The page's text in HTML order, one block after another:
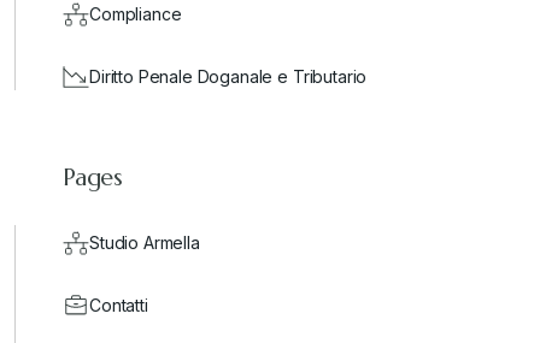
Compliance
Diritto Penale Doganale e Tributario
Pages
Studio Armella
Contatti